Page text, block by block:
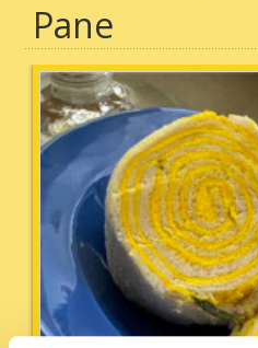
Pane